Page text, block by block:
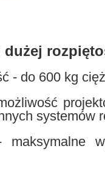
dużej
- do 600 kg
systemów
maksymalne